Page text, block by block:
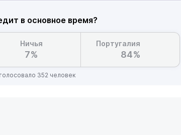
в основное время?
Ничья
7%
Португалия
84%
352 человек